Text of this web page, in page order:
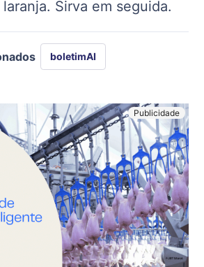
Sirva em seguida.
boletimAI